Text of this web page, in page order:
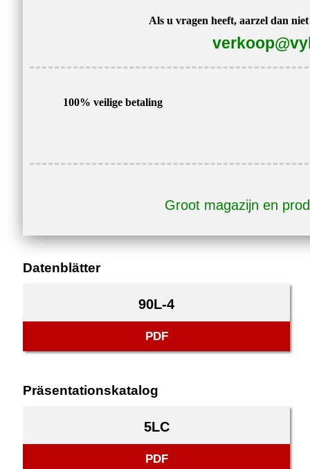
Als u vragen heeft, aarzel dan
100% veilige betaling
Groot magazijn en
Datenblätter
90L-4
PDF
Präsentationskatalog
5LC
PDF